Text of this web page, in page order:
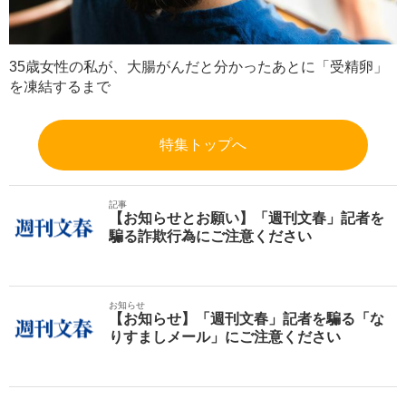
35歳女性の私が、大腸がんだと分かったあとに「受精卵」
を凍結するまで
特集トップへ
記事
【お知らせとお願い】「週刊文春」記者を
騙る詐欺行為にご注意ください
お知らせ
【お知らせ】「週刊文春」記者を騙る「な
りすましメール」にご注意ください